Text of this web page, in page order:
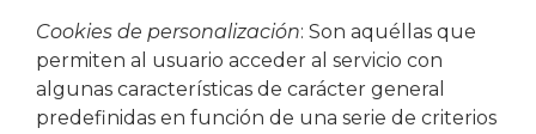
Cookies de personalización: Son aquéllas que
permiten al usuario acceder al servicio con
algunas características de carácter general
predefinidas en función de una serie de criterios